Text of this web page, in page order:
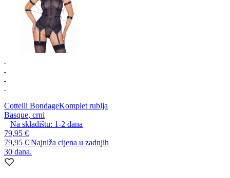
Cottelli BondageKomplet rublja
Basque, crni
Na skladištu: 1-2 dana
79,95 €
79,95 € Najniža cijena u zadnjih
30 dana.